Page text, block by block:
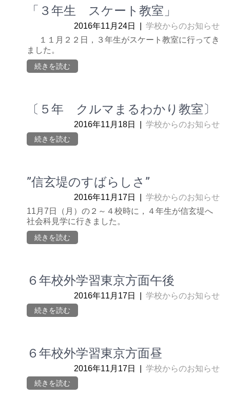
「３年生 スケート教室」
2016年11月24日
学校からのお知らせ
１１月２２日，３年生がスケート教室に行ってき
ました。
続きを読む
〔５年 クルマまるわかり教室〕
2016年11月18日 学校からのお知らせ
続きを読む
”信玄堤のすばらしさ”
2016年11月17日
学校からのお知らせ
11月7日（月）の２～４校時に，４年生が信玄堤へ
社会科見学に行きました。
続きを読む
６年校外学習東京方面午後
2016年11月17日 学校からのお知らせ
続きを読む
６年校外学習東京方面昼
2016年11月17日 学校からのお知らせ
続きを読む